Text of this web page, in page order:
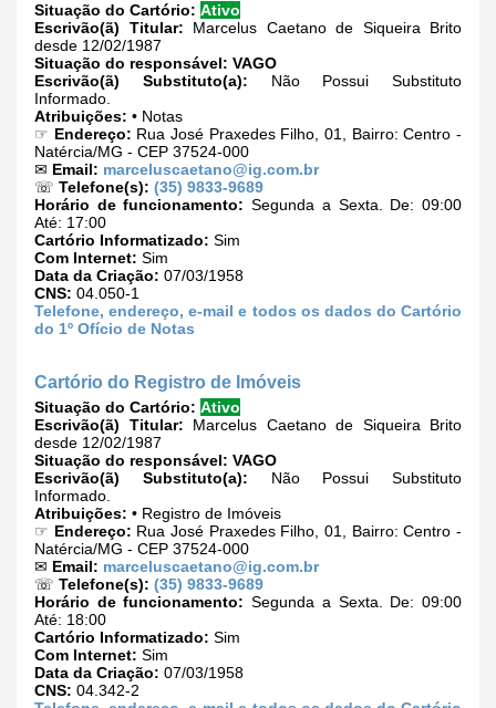
Situação do Cartório: Ativo
Escrivão(ã) Titular: Marcelus Caetano de Siqueira Brito
desde 12/02/1987
Situação do responsável: VAGO
Escrivão(ã) Substituto(a): Não Possui Substituto
Informado.
Atribuições: • Notas
☞ Endereço: Rua José Praxedes Filho, 01, Bairro: Centro -
Natércia/MG - CEP 37524-000
✉ Email: marceluscaetano@ig.com.br
☏ Telefone(s): (35) 9833-9689
Horário de funcionamento: Segunda a Sexta. De: 09:00
Até: 17:00
Cartório Informatizado: Sim
Com Internet: Sim
Data da Criação: 07/03/1958
CNS: 04.050-1
Telefone, endereço, e-mail e todos os dados do Cartório
do 1º Ofício de Notas
Cartório do Registro de Imóveis
Situação do Cartório: Ativo
Escrivão(ã) Titular: Marcelus Caetano de Siqueira Brito
desde 12/02/1987
Situação do responsável: VAGO
Escrivão(ã) Substituto(a): Não Possui Substituto
Informado.
Atribuições: • Registro de Imóveis
☞ Endereço: Rua José Praxedes Filho, 01, Bairro: Centro -
Natércia/MG - CEP 37524-000
✉ Email: marceluscaetano@ig.com.br
☏ Telefone(s): (35) 9833-9689
Horário de funcionamento: Segunda a Sexta. De: 09:00
Até: 18:00
Cartório Informatizado: Sim
Com Internet: Sim
Data da Criação: 07/03/1958
CNS: 04.342-2